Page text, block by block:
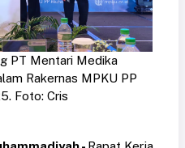
PT Mentari Medika
Rakernas MPKU PP
Foto: Cris